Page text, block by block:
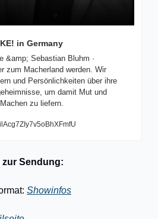
in Germany
&amp; Sebastian Bluhm ·
zum Macherland werden. Wir
und Persönlichkeiten über ihre
um damit Mut und
zu liefern.
Sendung:
Showinfos